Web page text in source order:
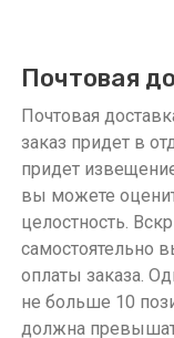
Почтовая
Почтовая
заказ придет в
придет
вы можете
целостность.
самостоятельно
оплаты заказа.
не больше 10
должна